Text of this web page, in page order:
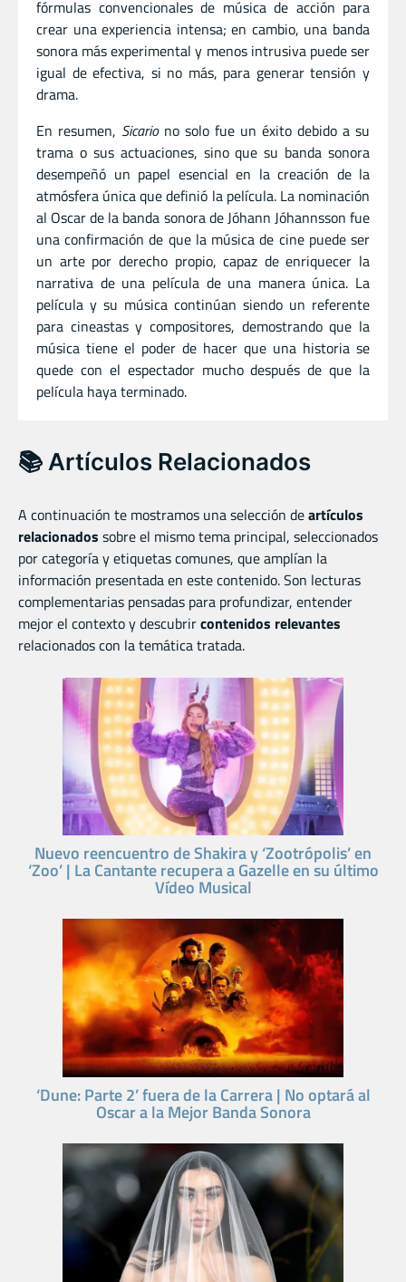
fórmulas convencionales de música de acción para
crear una experiencia intensa; en cambio, una banda
sonora más experimental y menos intrusiva puede ser
igual de efectiva, si no más, para generar tensión y
drama.
En resumen, Sicariono solo fue un éxito debido a su
trama o sus actuaciones, sino que su banda sonora
desempeñó un papel esencial en la creación de la
atmósfera única que definió la película. La nominación
al Oscar de la banda sonora de Jóhann Jóhannsson fue
una confirmación de que la música de cine puede ser
un arte por derecho propio, capaz de enriquecer la
narrativa de una película de una manera única. La
película y su música continúan siendo un referente
para cineastas y compositores, demostrando que la
música tiene el poder de hacer que una historia se
quede con el espectador mucho después de que la
película haya terminado.
📚 Artículos Relacionados
A continuación te mostramos una selección deartículos
relacionados sobre el mismo tema principal, seleccionados
por categoría y etiquetas comunes, que amplían la
información presentada en este contenido. Son lecturas
complementarias pensadas para profundizar, entender
mejor el contexto y descubrircontenidos relevantes
relacionados con la temática tratada.
Nuevo reencuentro de Shakira y ‘Zootrópolis’ en
‘Zoo’ | La Cantante recupera a Gazelle en su último
Vídeo Musical
‘Dune: Parte 2’ fuera de la Carrera | No optará al
Oscar a la Mejor Banda Sonora